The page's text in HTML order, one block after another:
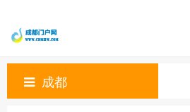
成都